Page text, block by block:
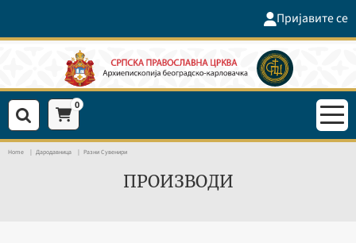
Пријавите се
0
Home Дародавница Разни Сувенири
ПРОИЗВОДИ